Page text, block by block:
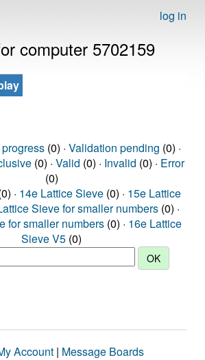
log in
computer 5702159
progress(0) · Validation pending (0) ·
(0) · Valid (0) · Invalid (0) · Error
(0)
· 14e Lattice Sieve (0) · 15e Lattice
Sieve for smaller numbers (0) ·
for smaller numbers (0) · 16e Lattice
Sieve V5 (0)
Account | Message Boards